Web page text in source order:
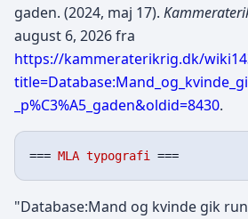
gaden. (2024, maj 17).
august 6, 2026 fra
https://kammeraterikrig.dk/
_p%C3%A5_gaden&oldid=8430.
=== MLA typografi
"Database:Mand og kvinde gik